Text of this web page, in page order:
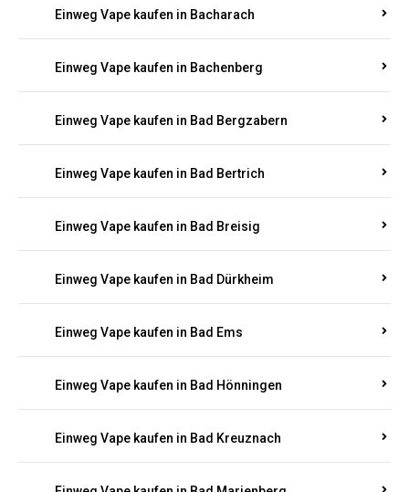
Einweg Vape kaufen in Bacharach
Einweg Vape kaufen in Bachenberg
Einweg Vape kaufen in Bad Bergzabern
Einweg Vape kaufen in Bad Bertrich
Einweg Vape kaufen in Bad Breisig
Einweg Vape kaufen in Bad Dürkheim
Einweg Vape kaufen in Bad Ems
Einweg Vape kaufen in Bad Hönningen
Einweg Vape kaufen in Bad Kreuznach